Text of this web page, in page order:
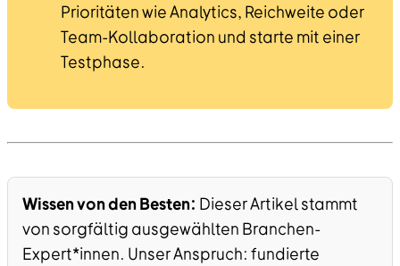
Prioritäten wie Analytics, Reichweite oder
Team-Kollaboration und starte mit einer
Testphase.
Wissen von den Besten: Dieser Artikel stammt
von sorgfältig ausgewählten Branchen-
Expert*innen. Unser Anspruch: fundierte